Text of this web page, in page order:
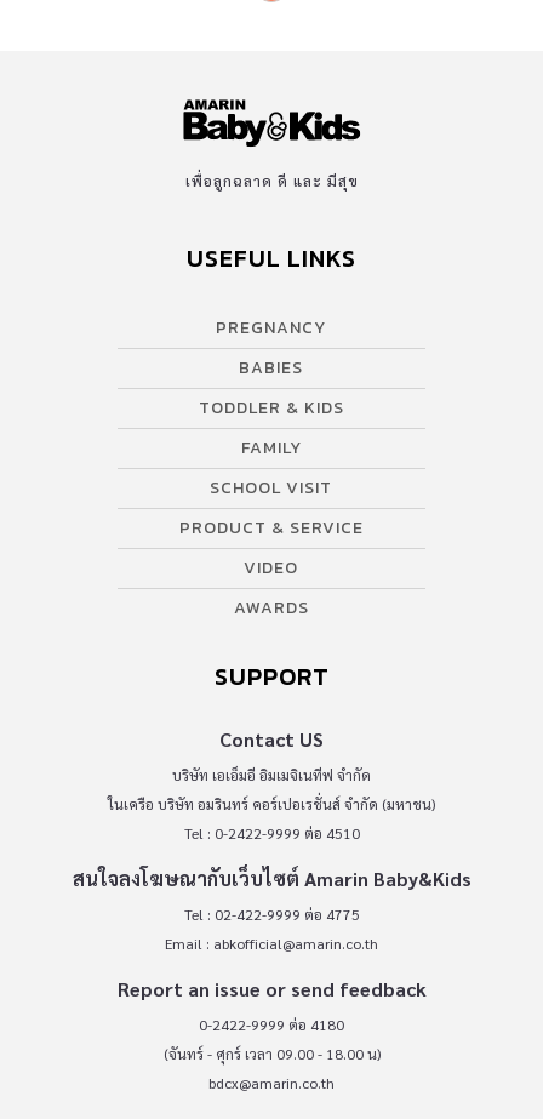
เพื่อลูกฉลาด ดี และ มีสุข
USEFUL LINKS
PREGNANCY
BABIES
TODDLER & KIDS
FAMILY
SCHOOL VISIT
PRODUCT & SERVICE
VIDEO
AWARDS
SUPPORT
Contact US
บริษัท เอเอ็มอี อิมเมจิเนทีฟ จำกัด
ในเครือ บริษัท อมรินทร์ คอร์เปอเรชั่นส์ จำกัด (มหาชน)
Tel : 0-2422-9999 ต่อ 4510
สนใจลงโฆษณากับเว็บไซต์ Amarin Baby&Kids
Tel : 02-422-9999 ต่อ 4775
Email : abkofficial@amarin.co.th
Report an issue or send feedback
0-2422-9999 ต่อ 4180
(จันทร์ - ศุกร์ เวลา 09.00 - 18.00 น)
bdcx@amarin.co.th